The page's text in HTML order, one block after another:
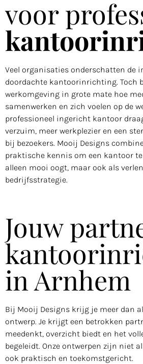
voor
Veel organisaties onderschatten de
doordachte kantoorinrichting. Toch
werkomgeving in grote mate hoe
samenwerken en zich voelen op de
professioneel ingericht kantoor
verzuim, meer werkplezier en een
bij bezoekers. Mooij Designs
praktische kennis om een kantoor
alleen mooi oogt, maar ook als
bedrijfsstrategie.
Jouw
in Arnhem
Bij Mooij Designs krijg je meer dan
ontwerp. Je krijgt een betrokken
meedenkt, overzicht biedt en het
begeleidt. Onze ontwerpen zijn niet
ook praktisch en toekomstgericht.